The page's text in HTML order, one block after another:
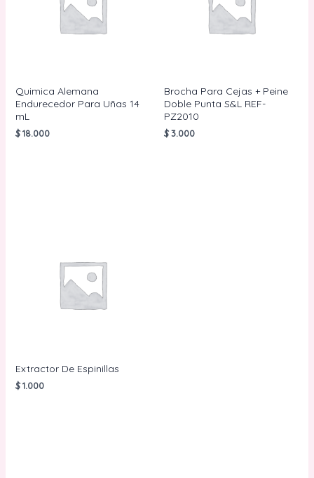
Quimica Alemana
Endurecedor Para Uñas 14
mL
$18.000
Brocha Para Cejas + Peine
Doble Punta S&L REF-
PZ2010
$3.000
Extractor De Espinillas
$1.000